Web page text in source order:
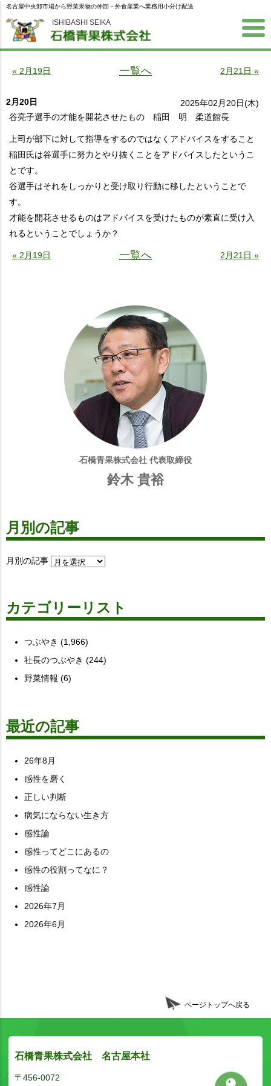
ISHIBASHI SEIKA
名古屋中央卸市場から野菜果物の仲卸・外食産業へ業務用小分け配送
« 2月19日 一覧へ 2月21日 »
2月20日
2025年02月20日(木)
谷亮子選手の才能を開花させたもの 稲田 明 柔道館長
上司が部下に対して指導をするのではなくアドバイスをすること
稲田氏は谷選手に努力とやり抜くことをアドバイスしたというこ
とです。
谷選手はそれをしっかりと受け取り行動に移したということで
す。
才能を開花させるものはアドバイスを受けたものが素直に受け入
れるということでしょうか？
« 2月19日 一覧へ 2月21日 »
石橋青果株式会社 代表取締役
鈴木 貴裕
月別の記事
月別の記事
カテゴリーリスト
つぶやき (1,966)
社長のつぶやき (244)
野菜情報 (6)
最近の記事
26年8月
感性を磨く
正しい判断
病気にならない生き方
感性論
感性ってどこにあるの
感性の役割ってなに？
感性論
2026年7月
2026年6月
ページトップへ戻る
石橋青果株式会社 名古屋本社
〒456-0072